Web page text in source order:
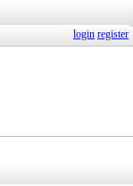
login register